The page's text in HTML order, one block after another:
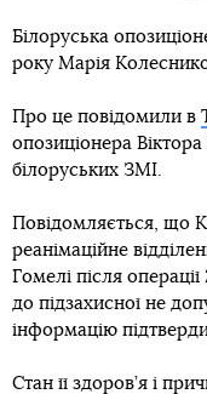
Білоруська
року Марія
Про це повідомили в
опозиціонера
білоруських ЗМІ.
Повідомляється, що
реанімаційне
Гомелі після
до підзахисної не
інформацію
Стан її здоров’я і